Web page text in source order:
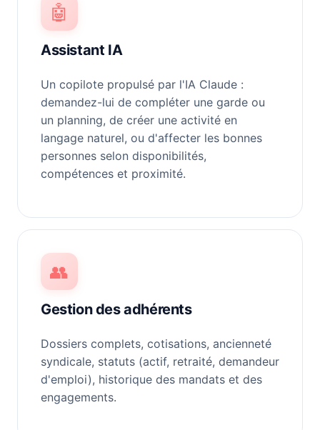
🤖
Assistant IA
Un copilote propulsé par l'IA Claude :
demandez-lui de compléter une garde ou
un planning, de créer une activité en
langage naturel, ou d'affecter les bonnes
personnes selon disponibilités,
compétences et proximité.
👥
Gestion des adhérents
Dossiers complets, cotisations, ancienneté
syndicale, statuts (actif, retraité, demandeur
d'emploi), historique des mandats et des
engagements.